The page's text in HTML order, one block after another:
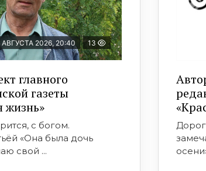
АВГУСТА 2026, 20:40 13
главного
газеты
жизнь»
с богом.
«Она была дочь
свой ...